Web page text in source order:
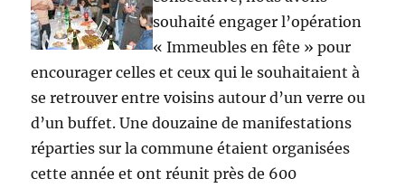
souhaité engager l’opération
« Immeubles en fête » pour
encourager celles et ceux qui le souhaitaient à
se retrouver entre voisins autour d’un verre ou
d’un buffet. Une douzaine de manifestations
réparties sur la commune étaient organisées
cette année et ont réunit près de 600